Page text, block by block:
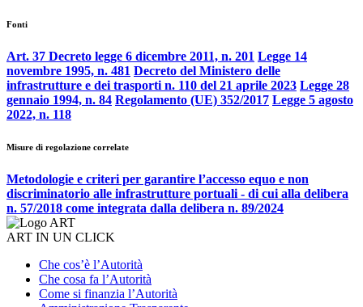
Fonti
Art. 37 Decreto legge 6 dicembre 2011, n. 201 Legge 14
novembre 1995, n. 481 Decreto del Ministero delle
infrastrutture e dei trasporti n. 110 del 21 aprile 2023 Legge 28
gennaio 1994, n. 84 Regolamento (UE) 352/2017 Legge 5 agosto
2022, n. 118
Misure di regolazione correlate
Metodologie e criteri per garantire l’accesso equo e non
discriminatorio alle infrastrutture portuali - di cui alla delibera
n. 57/2018 come integrata dalla delibera n. 89/2024
ART IN UN CLICK
Che cos’è l’Autorità
Che cosa fa l’Autorità
Come si finanzia l’Autorità